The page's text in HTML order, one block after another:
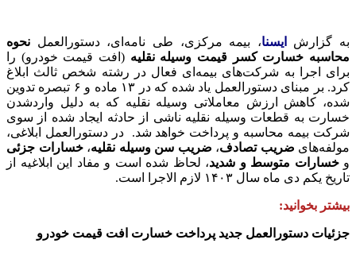
به گزارش ایسنا، بیمه مرکزی، طی نامه‌ای، دستورالعمل نحوه
محاسبه خسارت کسر قیمت وسیله نقلیه (افت قیمت خودرو) را
برای اجرا به شرکت‌های بیمه‌ای فعال در رشته شخص ثالث ابلاغ
کرد. بر مبنای دستورالعمل یاد شده که در ۱۳ ماده و ۶ تبصره تدوین
شده، کاهش ارزش معاملاتی وسیله نقلیه که به دلیل واردشدن
خسارت به قطعات وسیله نقلیه ناشی از حادثه ایجاد شده از سوی
شرکت بیمه محاسبه و پرداخت خواهد شد. در دستورالعمل ابلاغی،
مولفه‌های ضریب تصادف، ضریب سن وسیله نقلیه،خسارات جزئی
وخسارات متوسط و شدید، لحاظ شده است و مفاد این ابلاغیه از
تاریخ یکم دی ماه سال ۱۴۰۳ لازم الاجرا است.
بیشتر بخوانید:
جزئیات دستورالعمل جدید پرداخت خسارت افت قیمت خودرو